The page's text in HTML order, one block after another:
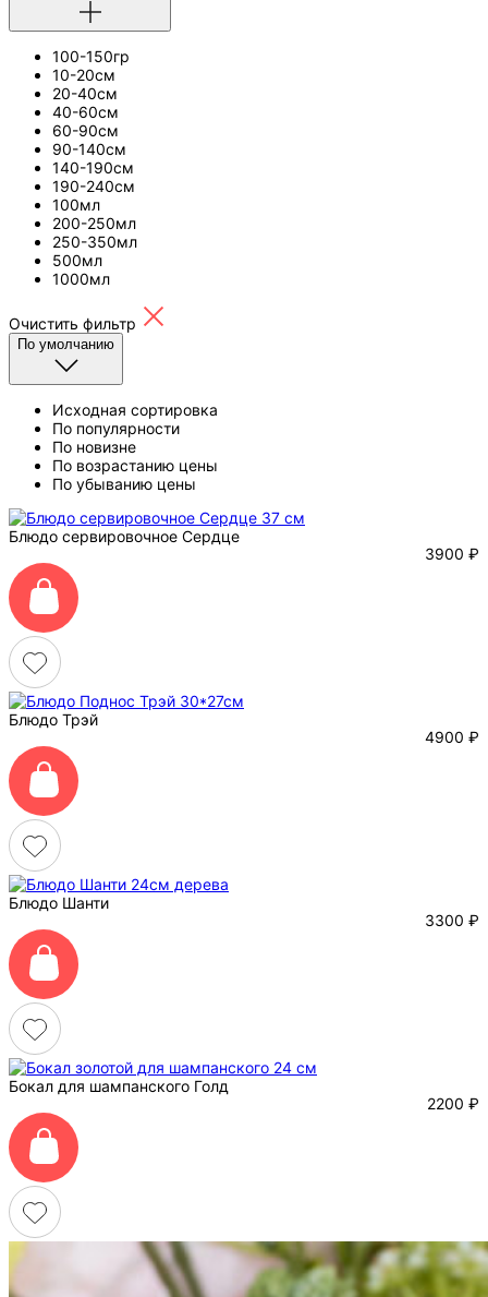
100-150гр
10-20см
20-40см
40-60см
60-90см
90-140см
140-190см
190-240см
100мл
200-250мл
250-350мл
500мл
1000мл
Очистить фильтр
По умолчанию
Исходная сортировка
По популярности
По новизне
По возрастанию цены
По убыванию цены
Блюдо сервировочное Сердце
3900 ₽
Блюдо Трэй
4900 ₽
Блюдо Шанти
3300 ₽
Бокал для шампанского Голд
2200 ₽